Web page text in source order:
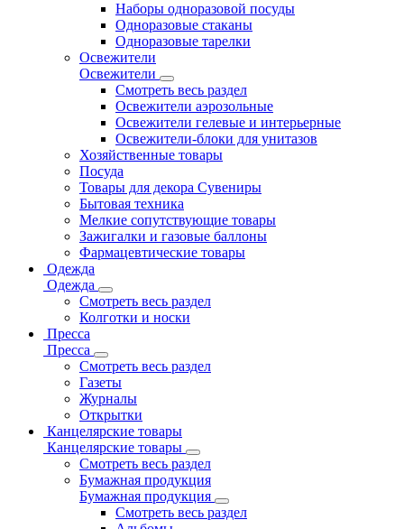
Наборы одноразовой посуды
Одноразовые стаканы
Одноразовые тарелки
Освежители
Освежители
Смотреть весь раздел
Освежители аэрозольные
Освежители гелевые и интерьерные
Освежители-блоки для унитазов
Хозяйственные товары
Посуда
Товары для декора Сувениры
Бытовая техника
Мелкие сопутствующие товары
Зажигалки и газовые баллоны
Фармацевтические товары
Одежда
Одежда
Смотреть весь раздел
Колготки и носки
Пресса
Пресса
Смотреть весь раздел
Газеты
Журналы
Открытки
Канцелярские товары
Канцелярские товары
Смотреть весь раздел
Бумажная продукция
Бумажная продукция
Смотреть весь раздел